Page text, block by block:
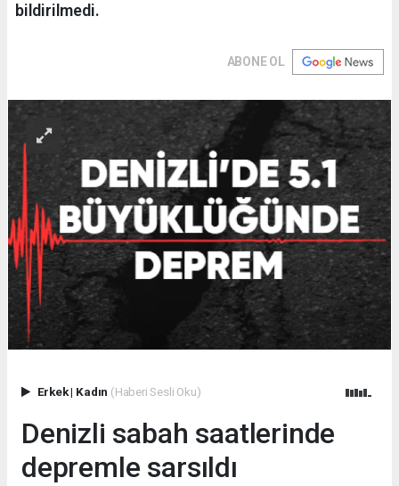
bildirilmedi.
ABONE OL
Erkek| Kadın (Haberi Sesli Oku)
Denizli sabah saatlerinde
depremle sarsıldı